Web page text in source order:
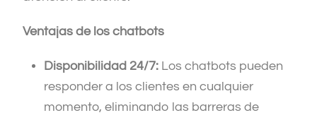
Ventajas de los chatbots
Disponibilidad 24/7: Los chatbots pueden
responder a los clientes en cualquier
momento, eliminando las barreras de